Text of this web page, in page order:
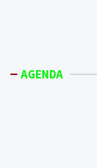
AGENDA